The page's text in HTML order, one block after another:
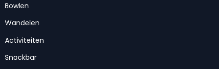
Bowlen
Wandelen
Activiteiten
Snackbar